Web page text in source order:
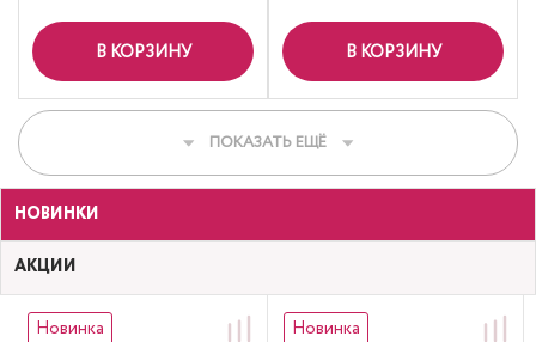
В КОРЗИНУ В КОРЗИНУ
ПОКАЗАТЬ ЕЩЁ
НОВИНКИ
АКЦИИ
Новинка Новинка